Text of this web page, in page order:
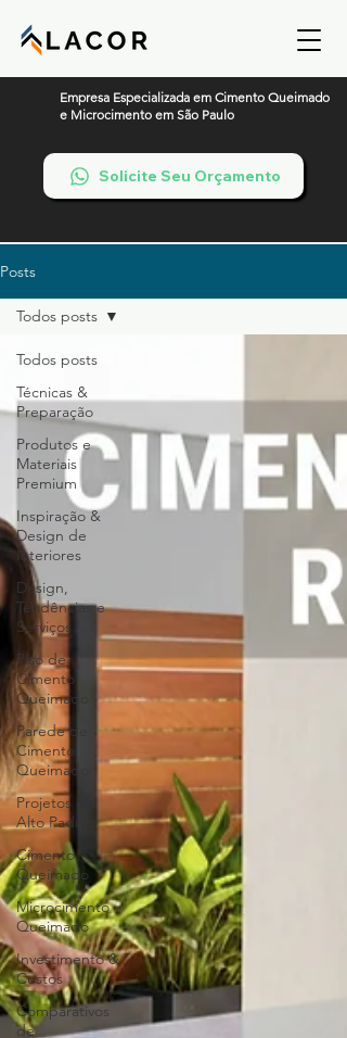
Empresa Especializada em Cimento Queimado
e Microcimento em São Paulo
Solicite Seu Orçamento
Posts
Todos posts
Técnicas &
Preparação
Produtos e
Materiais
Premium
Inspiração &
Design de
Interiores
Design,
Tendências e
Serviços
Piso de
Cimento
Queimado
Parede de
Cimento
Queimado
Projetos de
Alto Padrão
Cimento
Queimado
Microcimento
Queimado
Investimento &
Custos
Comparativos
de
Todos posts